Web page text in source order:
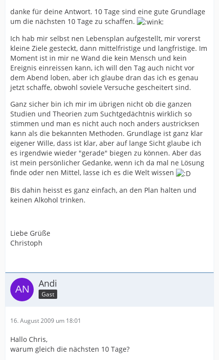
danke für deine Antwort. 10 Tage sind eine gute Grundlage
um die nächsten 10 Tage zu schaffen.
Ich hab mir selbst nen Lebensplan aufgestellt, mir vorerst
kleine Ziele gesteckt, dann mittelfristige und langfristige. Im
Moment ist in mir ne Wand die kein Mensch und kein
Ereignis einreissen kann, ich will den Tag auch nicht vor
dem Abend loben, aber ich glaube dran das ich es genau
jetzt schaffe, obwohl soviele Versuche gescheitert sind.
Ganz sicher bin ich mir im übrigen nicht ob die ganzen
Studien und Theorien zum Suchtgedächtnis wirklich so
stimmen und man es nicht auch noch anders austricksen
kann als die bekannten Methoden. Grundlage ist ganz klar
eigener Wille, dass ist klar, aber auf lange Sicht glaube ich
es irgendwie wieder "gerade" biegen zu können. Aber das
ist mein persönlicher Gedanke, wenn ich da mal ne Lösung
finde oder nen Mittel, lasse ich es die Welt wissen
Bis dahin heisst es ganz einfach, an den Plan halten und
keinen Alkohol trinken.
Liebe Grüße
Christoph
Andi
Gast
16. August 2009 um 18:01
Hallo Chris,
warum gleich die nächsten 10 Tage?